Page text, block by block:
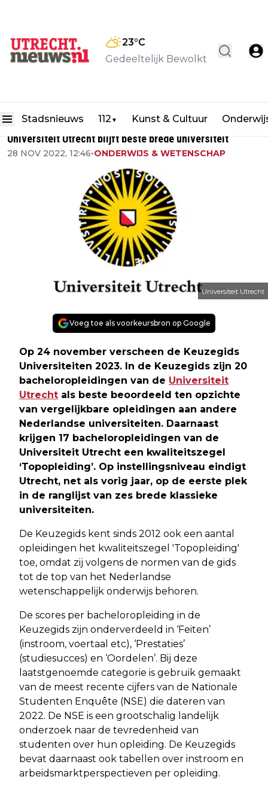
23°C
Gedeeltelijk Bewolkt
Stadsnieuws 112 ▼ Kunst & Cultuur
Universiteit Utrecht blijft beste brede universiteit
28 NOV 2022, 12:46•ONDERWIJS & WETENSCHAP
Universiteit Utrecht
Voeg toe als voorkeursbron op Google
Op 24 november verscheen de Keuzegids
Universiteiten 2023. In de Keuzegids zijn 20
bacheloropleidingen van de Universiteit
Utrecht als beste beoordeeld ten opzichte
van vergelijkbare opleidingen aan andere
Nederlandse universiteiten. Daarnaast
krijgen 17 bacheloropleidingen van de
Universiteit Utrecht een kwaliteitszegel
‘Topopleiding’. Op instellingsniveau eindigt
Utrecht, net als vorig jaar, op de eerste plek
in de ranglijst van zes brede klassieke
universiteiten.
De Keuzegids kent sinds 2012 ook een aantal
opleidingen het kwaliteitszegel 'Topopleiding'
toe, omdat zij volgens de normen van de gids
tot de top van het Nederlandse
wetenschappelijk onderwijs behoren.
De scores per bacheloropleiding in de
Keuzegids zijn onderverdeeld in ‘Feiten’
(instroom, voertaal etc), ‘Prestaties’
(studiesucces) en ‘Oordelen’. Bij deze
laatstgenoemde categorie is gebruik gemaakt
van de meest recente cijfers van de Nationale
Studenten Enquête (NSE) die dateren van
2022. De NSE is een grootschalig landelijk
onderzoek naar de tevredenheid van
studenten over hun opleiding. De Keuzegids
bevat daarnaast ook tabellen over instroom en
arbeidsmarktperspectieven per opleiding.